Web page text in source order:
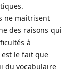
ne maitrisent
des raisons qui
à
est le fait que
du vocabulaire